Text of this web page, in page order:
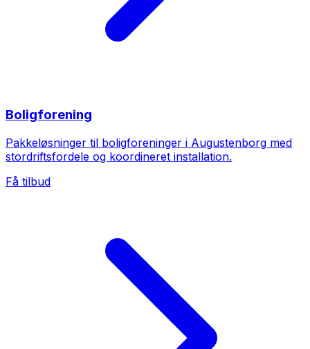
Boligforening
Pakkeløsninger til boligforeninger i Augustenborg med
stordriftsfordele og koordineret installation.
Få tilbud